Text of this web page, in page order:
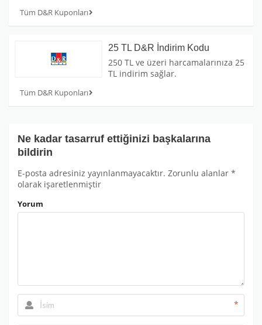
Tüm D&R Kuponları
Tüm D&R Kuponları
25 TL D&R İndirim Kodu
250 TL ve üzeri harcamalarınıza 25
TL indirim sağlar.
Ne kadar tasarruf ettiğinizi başkalarına
bildirin
E-posta adresiniz yayınlanmayacaktır. Zorunlu alanlar *
olarak işaretlenmiştir
Yorum
*